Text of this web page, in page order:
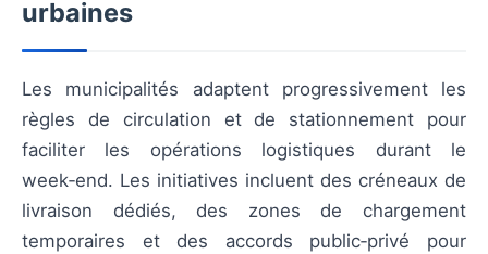
urbaines
Les municipalités adaptent progressivement les
règles de circulation et de stationnement pour
faciliter les opérations logistiques durant le
week‑end. Les initiatives incluent des créneaux de
livraison dédiés, des zones de chargement
temporaires et des accords public‑privé pour